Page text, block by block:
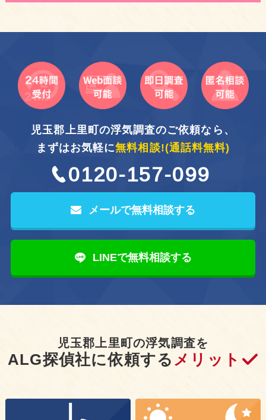
児玉郡上里町の浮気調査のご依頼なら、
まずはお気軽に無料相談!(通話料無料)
0120-157-099
メールで無料相談する
LINEで無料相談する
児玉郡上里町の浮気調査を
ALG探偵社に依頼する メリット